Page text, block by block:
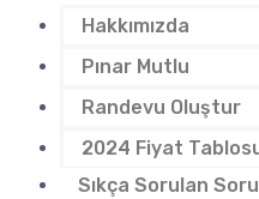
Hakkımızda
Pınar Mutlu
Randevu Oluştur
2024 Fiyat
Sıkça Sorulan